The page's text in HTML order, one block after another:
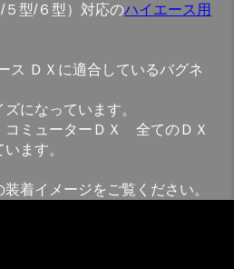
型/６型）対応のハイエース用
ス ＤＸに適合しているバグネ
になっています。
コミューターＤＸ 全てのＤＸ
ます。
着イメージをご覧ください。